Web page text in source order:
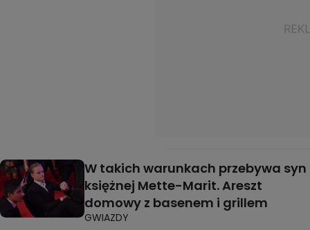
W takich warunkach przebywa syn
księżnej Mette-Marit. Areszt
domowy z basenem i grillem
GWIAZDY